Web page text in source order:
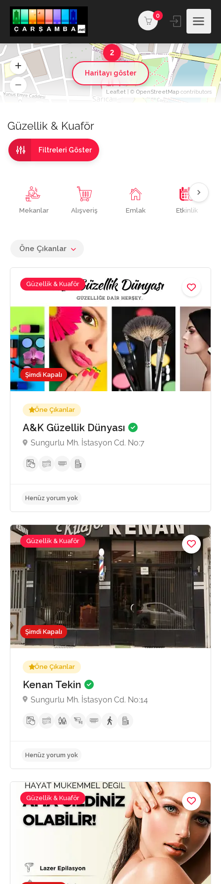
0
Güzellik & Kuaför
Filtreleri Göster
Mekanlar Alışveriş Emlak Etkinlik
Öne Çıkanlar
Şimdi Kapalı
Güzellik & Kuaför
Öne Çıkanlar
A&K Güzellik Dünyası
Sungurlu Mh. İstasyon Cd. No:7
Henüz yorum yok
Şimdi Kapalı
Güzellik & Kuaför
Öne Çıkanlar
Kenan Tekin
Sungurlu Mh. İstasyon Cd. No:14
Güzellik & Kuaför
2
Leaflet | © OpenStreetMap contributors
Haritayı göster